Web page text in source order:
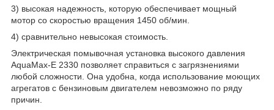
3) высокая надежность, которую обеспечивает мощный
мотор со скоростью вращения 1450 об/мин.
4) сравнительно невысокая стоимость.
Электрическая помывочная установка высокого давления
AquaMax-E 2330 позволяет справиться с загрязнениями
любой сложности. Она удобна, когда использование моющих
агрегатов с бензиновым двигателем невозможно по ряду
причин.